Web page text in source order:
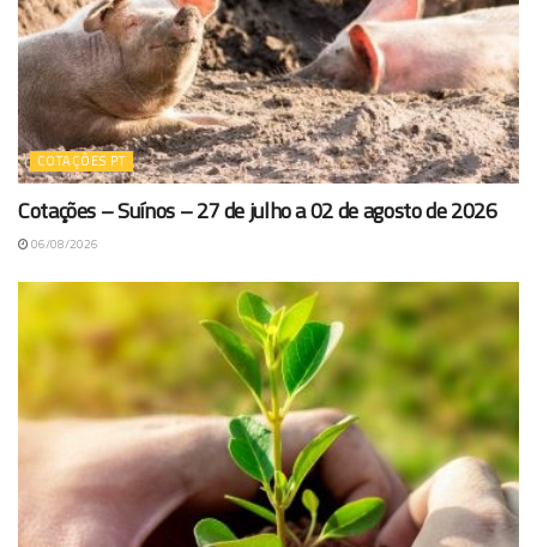
COTAÇÕES PT
Cotações – Suínos – 27 de julho a 02 de agosto de 2026
06/08/2026